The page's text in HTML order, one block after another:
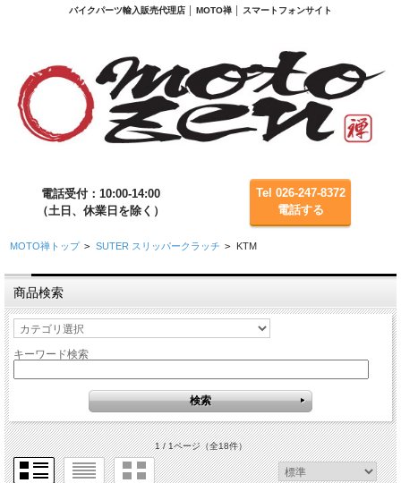
バイクパーツ輸入販売代理店 │ MOTO禅 │ スマートフォンサイト
電話受付：10:00-14:00
（土日、休業日を除く）
Tel 026-247-8372
電話する
MOTO禅トップ > SUTER スリッパークラッチ > KTM
商品検索
キーワード検索
1 / 1ページ（全18件）